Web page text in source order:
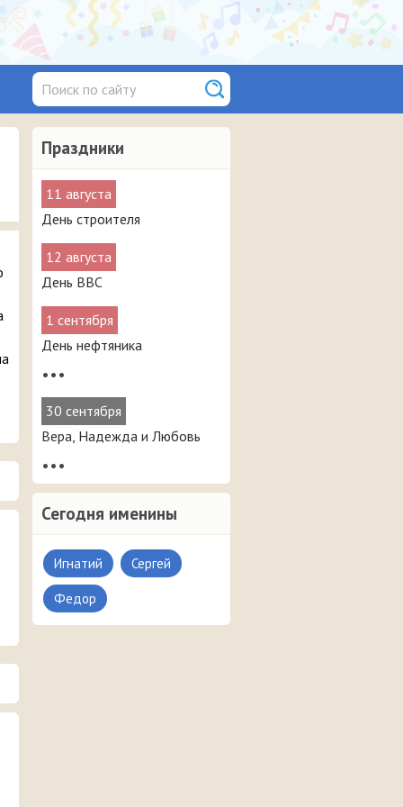
Праздники
11 августа
День строителя
12 августа
День ВВС
1 сентября
День нефтяника
•••
30 сентября
Вера, Надежда и Любовь
•••
Сегодня именины
Игнатий Сергей
Федор